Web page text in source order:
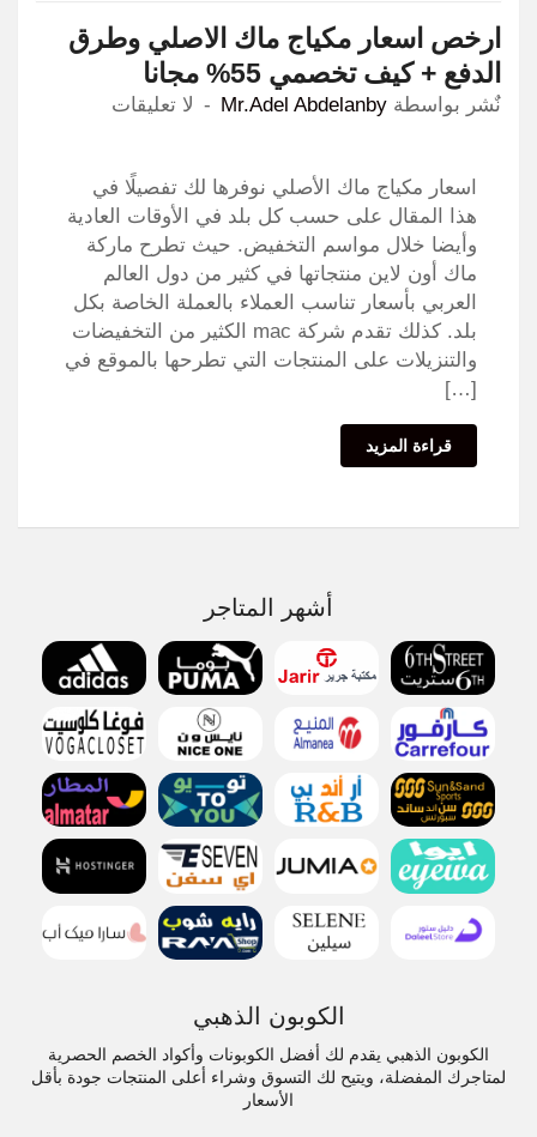
ارخص اسعار مكياج ماك الاصلي وطرق
الدفع + كيف تخصمي 55% مجانا
نٌشر بواسطة Mr.Adel Abdelanby لا تعليقات
اسعار مكياج ماك الأصلي نوفرها لك تفصيلًا في
هذا المقال على حسب كل بلد في الأوقات العادية
وأيضا خلال مواسم التخفيض. حيث تطرح ماركة
ماك أون لاين منتجاتها في كثير من دول العالم
العربي بأسعار تناسب العملاء بالعملة الخاصة بكل
بلد. كذلك تقدم شركة mac الكثير من التخفيضات
والتنزيلات على المنتجات التي تطرحها بالموقع في
[…]
قراءة المزيد
أشهر المتاجر
الكوبون الذهبي
الكوبون الذهبي يقدم لك أفضل الكوبونات وأكواد الخصم الحصرية
لمتاجرك المفضلة، ويتيح لك التسوق وشراء أعلى المنتجات جودة بأقل
الأسعار